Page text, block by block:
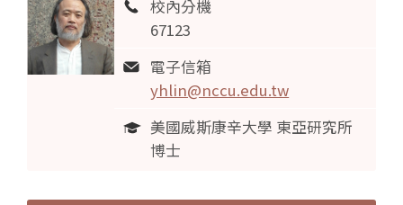
校內分機
67123
電子信箱
yhlin@nccu.edu.tw
美國威斯康辛大學 東亞研究所
博士